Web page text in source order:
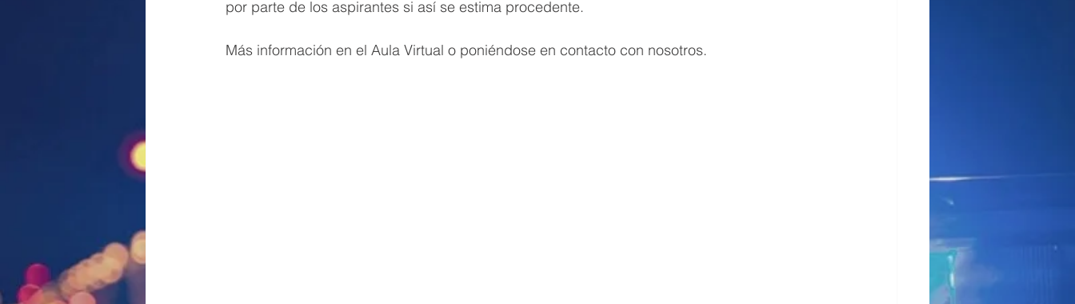
por parte de los aspirantes si así se estima procedente.
Más información en el Aula Virtual o poniéndose en contacto con nosotros.